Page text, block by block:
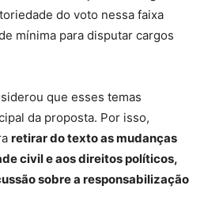
do voto nessa faixa
mínima para disputar cargos
que esses temas
da proposta. Por isso,
retirar do texto as mudanças
civil e aos direitos políticos,
sobre a responsabilização